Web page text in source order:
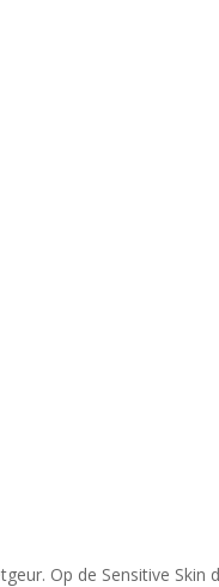
Op de Sensitive